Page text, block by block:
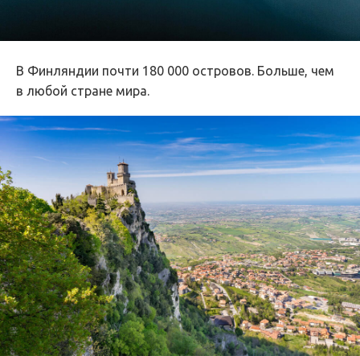
В Финляндии почти 180 000 островов. Больше, чем
в любой стране мира.